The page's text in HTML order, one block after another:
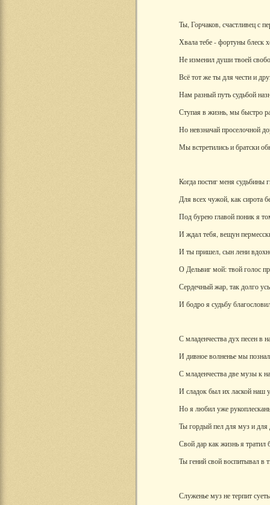
Ты, Горчаков, счастливец с
Хвала тебе - фортуны блеск
Не изменил души твоей
Всё тот же ты для чести и
Нам разный путь судьбой
Ступая в жизнь, мы быстро
Но невзначай проселочной
Мы встретились и братски
Когда постиг меня судьбины
Для всех чужой, как сирота
Под бурею главой поник я
И ждал тебя, вещун
И ты пришел, сын лени
О Дельвиг мой: твой голос
Сердечный жар, так долго
И бодро я судьбу
С младенчества дух песен в
И дивное волненье мы
С младенчества две музы к
И сладок был их лаской наш
Но я любил уже
Ты гордый пел для муз и
Свой дар как жизнь я тратил
Ты гений свой воспитывал в
Служенье муз не терпит